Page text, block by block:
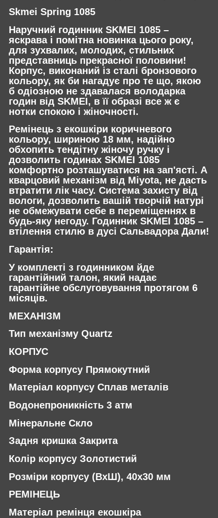
Skmei Spring 1085
Наручний годинник SKMEI 1085 –
яскрава і помітна новинка цього року,
для зухвалих, молодих, стильних
представниць прекрасної половини!
Корпус, виконаний із сталі бронзового
кольору, як би нагадує про те що, якою
б одіозною не здавалася володарка
годин від SKMEI, в її образі все ж є
нотки спокою і жіночності.
Ремінець з екошкіри коричневого
кольору, шириною 18 мм, надійно
обхопить тендітну жіночу ручку і
дозволить годинах SKMEI 1085
комфортно розташуватися на зап'ясті. А
кварцовий механізм від Miyota, не дасть
втратити лік часу. Система захисту від
вологи, дозволить вашій творчій натурі
не обмежувати себе в переміщеннях в
будь-яку негоду. Годинник SKMEI 1085 –
втілення стилю в дусі Сальвадора Дали!
Гарантія:
У комплекті з годинником йде
гарантійний талон, який надає
гарантійне обслуговування протягом 6
місяців.
МЕХАНІЗМ
Тип механізму Quartz
КОРПУС
Форма корпусу Прямокутний
Матеріал корпусу Сплав металів
Водонепроникність 3 атм
Мінеральне Скло
Задня кришка Закрита
Колір корпусу Золотистий
Розміри корпусу (ВхШ), 40х30 мм
РЕМІНЕЦЬ
Матеріал ремінця екошкіра